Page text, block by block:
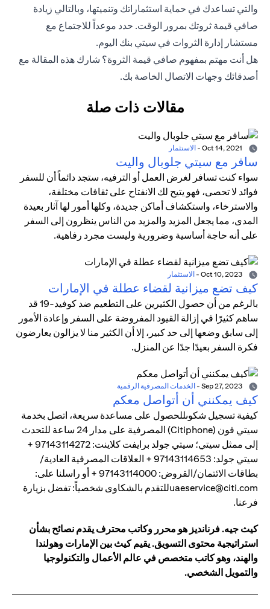
والتي تساعدك في حماية استثماراتك وتنميتها، وبالتالي زيادة
صافي قيمة ثروتك بمرور الوقت. حدد موعداً للاجتماع مع
مستشار إدارة الثروات في سيتي بنك اليوم.
هل أنت مهتم بمفهوم صافي قيمة الثروة؟ شارك هذه المقالة مع
أصدقائك وجهات الاتصال الخاصة بك.
مقالات ذات صلة
- الاستثمار
سافر مع سيتي جلوبال واليت
سواء كنت تسافر لغرض العمل أو الترفيه، ستجد دائماً أن للسفر
فوائد لا تحصى، فهو يتيح لك الانفتاح على ثقافات مختلفة،
والاسترخاء، واستكشاف أماكن جديدة، وكلها أمور لها آثار بعيدة
المدى، مما يجعل المزيد والمزيد من الناس ينظرون إلى السفر
على أنه حاجة أساسية وضرورية وليست مجرد رفاهية.
- الاستثمار
كيف تضع ميزانية لقضاء عطلة في الإمارات
بالرغم من أن حصول الكثيرين على التطعيم ضد كوفيد-19 قد
ساهم كثيرًا في إزالة القيود المفروضة على السفر وإعادة الأمور
إلى سابق وضعها إلى حد كبير، إلا أن الكثير منا لا يزالون يعارضون
فكرة السفر بعيدًا جدًا عن المنزل.
- الخدمات المصرفية الرقمية
كيف يمكنني أن أتواصل معكم
كيفية تسجيل شكوىللحصول على مساعدة سريعة، اتصل بخدمة
سيتي فون (Citiphone) المصرفية على مدار 24 ساعة للتحدث
إلى ممثل سيتي؛ سيتي جولد برايفت كلاينت: 97143114272 +
سيتي جولد: 97143114653 + العلاقات المصرفية العادية/
بطاقات الائتمان/القروض: 97143114000 + أو راسلنا على:
uaeservice@citi.comللتقدم بالشكاوى شخصياً: تفضل بزيارة
فرعنا.
كيث جيه. فرنانديز هو محرر وكاتب محترف يقدم نصائح بشأن
استراتيجية محتوى التسويق. يقيم كيث بين الإمارات وهولندا
والهند، وهو كاتب متخصص في عالم الأعمال والتكنولوجيا
والتمويل الشخصي.